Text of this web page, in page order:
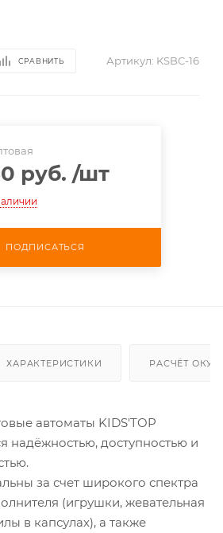
СРАВНИТЬ Артикул: KSBC-16
руб. /шт
ПОДПИСАТЬСЯ
ХАРАКТЕРИСТИКИ РАСЧЁТ
автоматы KIDS'TOP
надёжностью, доступностью и
за счет широкого спектра
(игрушки, жевательная
в капсулах), а также